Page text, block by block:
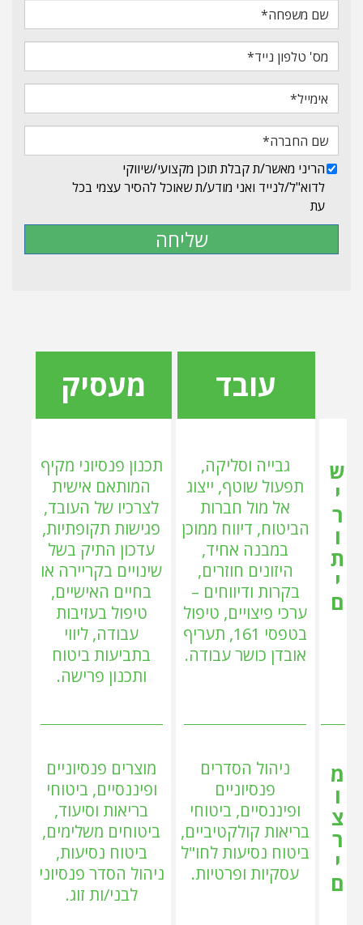
הריני מאשר/ת קבלת תוכן מקצועי/שיווקי
לדוא"ל/לנייד ואני מודע/ת שאוכל להסיר עצמי בכל
עת
שליחה
עובד מעסיק
ש
י
ר
ו
ת
י
ם
גבייה וסליקה,
תפעול שוטף, ייצוג
אל מול חברות
הביטוח, דיווח ממוכן
במבנה אחיד,
היזונים חוזרים,
בקרות ודיווחים –
ערכי פיצויים, טיפול
בטפסי 161, תעריף
אובדן כושר עבודה.
תכנון פנסיוני מקיף
המותאם אישית
לצרכיו של העובד,
פגישות תקופתיות,
עדכון התיק בשל
שינויים בקריירה או
בחיים האישיים,
טיפול בעזיבות
עבודה, ליווי
בתביעות ביטוח
ותכנון פרישה.
מ
ו
צ
ר
י
ם
ניהול הסדרים
פנסיוניים
ופיננסיים, ביטוחי
בריאות קולקטיביים,
ביטוח נסיעות לחו"ל
עסקיות ופרטיות.
מוצרים פנסיוניים
ופיננסיים, ביטוחי
בריאות וסיעוד,
ביטוחים משלימים,
ביטוח נסיעות,
ניהול הסדר פנסיוני
לבני/ות זוג.